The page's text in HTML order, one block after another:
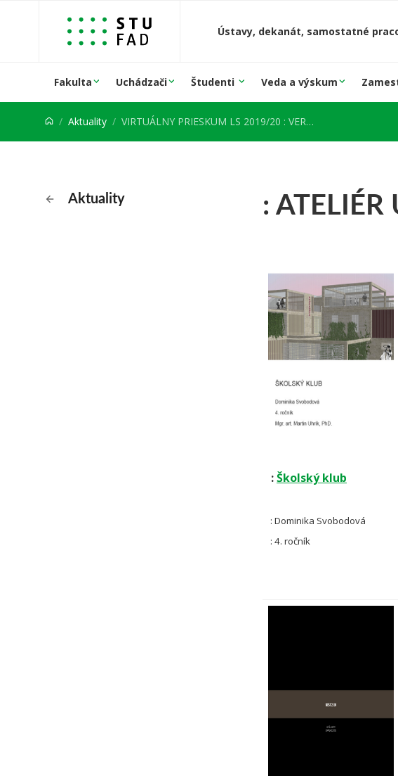
Prejsť na obsah
Ústavy, dekanát, samostatné
Fakulta Uchádzači Študenti Veda a výskum
Aktuality VIRTUÁLNY PRIESKUM LS 2019/20 : VERTIKÁLNE ATELIÉRY
Aktuality :
:Školský klub
: Dominika Svobodová
: 4. ročník